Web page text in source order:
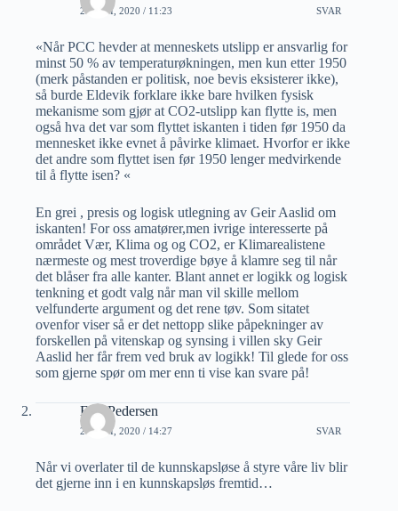
23 JULI, 2020 / 11:23 SVAR
«Når PCC hevder at menneskets utslipp er ansvarlig for
minst 50 % av temperaturøkningen, men kun etter 1950
(merk påstanden er politisk, noe bevis eksisterer ikke),
så burde Eldevik forklare ikke bare hvilken fysisk
mekanisme som gjør at CO2-utslipp kan flytte is, men
også hva det var som flyttet iskanten i tiden før 1950 da
mennesket ikke evnet å påvirke klimaet. Hvorfor er ikke
det andre som flyttet isen før 1950 lenger medvirkende
til å flytte isen? «
En grei , presis og logisk utlegning av Geir Aaslid om
iskanten! For oss amatører,men ivrige interesserte på
området Vær, Klima og og CO2, er Klimarealistene
nærmeste og mest troverdige bøye å klamre seg til når
det blåser fra alle kanter. Blant annet er logikk og logisk
tenkning et godt valg når man vil skille mellom
velfunderte argument og det rene tøv. Som sitatet
ovenfor viser så er det nettopp slike påpekninger av
forskellen på vitenskap og synsing i villen sky Geir
Aaslid her får frem ved bruk av logikk! Til glede for oss
som gjerne spør om mer enn ti vise kan svare på!
Erik Pedersen
25 JULI, 2020 / 14:27 SVAR
Når vi overlater til de kunnskapsløse å styre våre liv blir
det gjerne inn i en kunnskapsløs fremtid…